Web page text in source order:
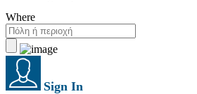
Where
Sign In